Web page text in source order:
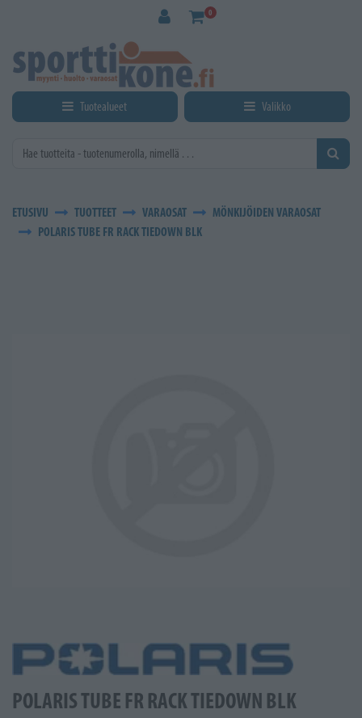
0
Tuotealueet Valikko
ETUSIVU TUOTTEET VARAOSAT
MÖNKIJÖIDEN VARAOSAT
POLARIS TUBE FR RACK TIEDOWN BLK
POLARIS TUBE FR RACK TIEDOWN BLK